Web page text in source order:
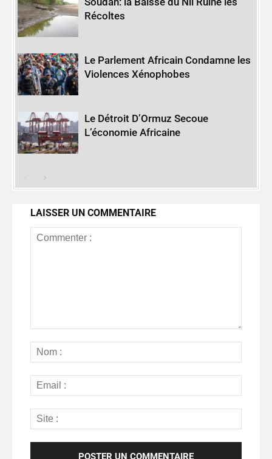
Récoltes
Le Parlement Africain Condamne les
Violences Xénophobes
Le Détroit D’Ormuz Secoue
L’économie Africaine
LAISSER UN COMMENTAIRE